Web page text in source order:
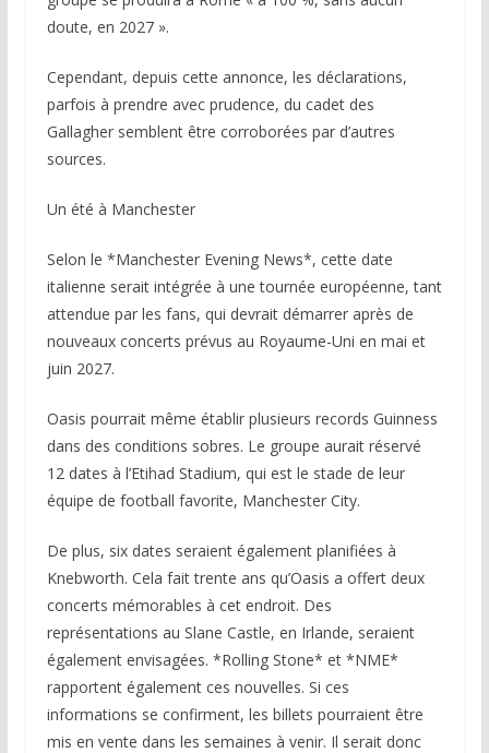
doute, en 2027 ».
Cependant, depuis cette annonce, les déclarations,
parfois à prendre avec prudence, du cadet des
Gallagher semblent être corroborées par d’autres
sources.
Un été à Manchester
Selon le *Manchester Evening News*, cette date
italienne serait intégrée à une tournée européenne, tant
attendue par les fans, qui devrait démarrer après de
nouveaux concerts prévus au Royaume-Uni en mai et
juin 2027.
Oasis pourrait même établir plusieurs records Guinness
dans des conditions sobres. Le groupe aurait réservé
12 dates à l’Etihad Stadium, qui est le stade de leur
équipe de football favorite, Manchester City.
De plus, six dates seraient également planifiées à
Knebworth. Cela fait trente ans qu’Oasis a offert deux
concerts mémorables à cet endroit. Des
représentations au Slane Castle, en Irlande, seraient
également envisagées. *Rolling Stone* et *NME*
rapportent également ces nouvelles. Si ces
informations se confirment, les billets pourraient être
mis en vente dans les semaines à venir. Il serait donc